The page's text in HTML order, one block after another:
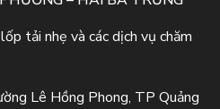
tải nhẹ và các dịch vụ chăm
Lê Hồng Phong, TP Quảng